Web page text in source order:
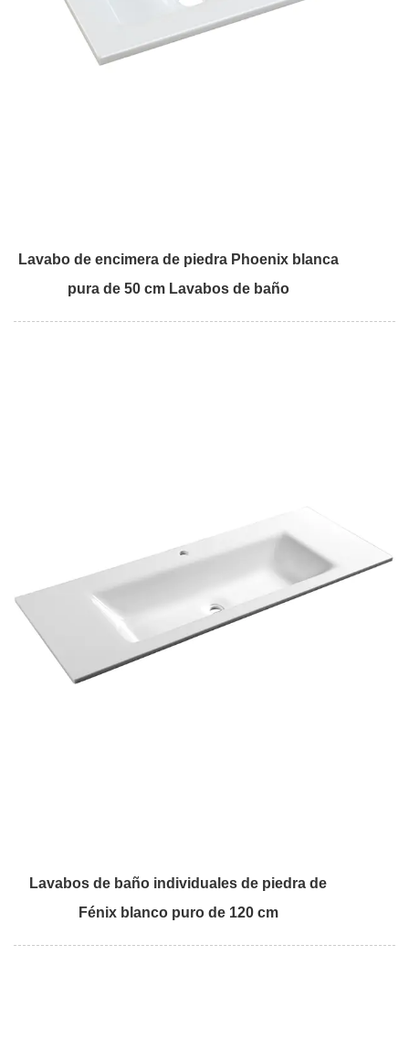
Lavabo de encimera de piedra Phoenix blanca
pura de 50 cm Lavabos de baño
Lavabos de baño individuales de piedra de
Fénix blanco puro de 120 cm